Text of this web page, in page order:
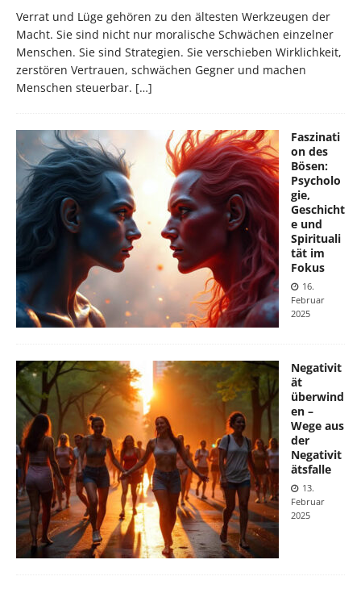
Verrat und Lüge gehören zu den ältesten Werkzeugen der
Macht. Sie sind nicht nur moralische Schwächen einzelner
Menschen. Sie sind Strategien. Sie verschieben Wirklichkeit,
zerstören Vertrauen, schwächen Gegner und machen
Menschen steuerbar. […]
Faszinati
on des
Bösen:
Psycholo
gie,
Geschicht
e und
Spirituali
tät im
Fokus
16.
Februar
2025
Negativit
ät
überwind
en –
Wege aus
der
Negativit
ätsfalle
13.
Februar
2025